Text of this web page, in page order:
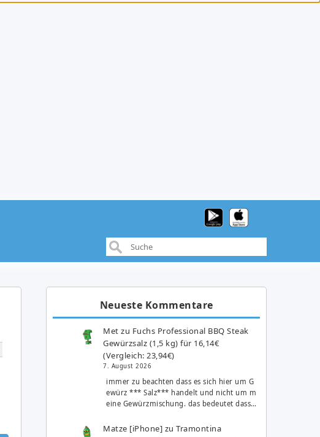
Neueste Kommentare
Met zu Fuchs Professional BBQ Steak
Gewürzsalz (1,5 kg) für 16,14€
(Vergleich: 23,94€)
7. August 2026
immer zu beachten dass es sich hier um G
ewürz *** Salz*** handelt und nicht um m
eine Gewürzmischung. das bedeutet dass…
Matze [iPhone] zuTramontina